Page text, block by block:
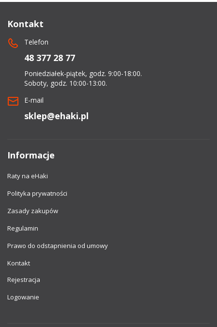
Kontakt
Telefon
48 377 28 77
Poniedziałek-piątek, godz. 9:00-18:00.
Soboty, godz. 10:00-13:00.
E-mail
sklep@ehaki.pl
Informacje
Raty na eHaki
Polityka prywatności
Zasady zakupów
Regulamin
Prawo do odstapnienia od umowy
Kontakt
Rejestracja
Logowanie